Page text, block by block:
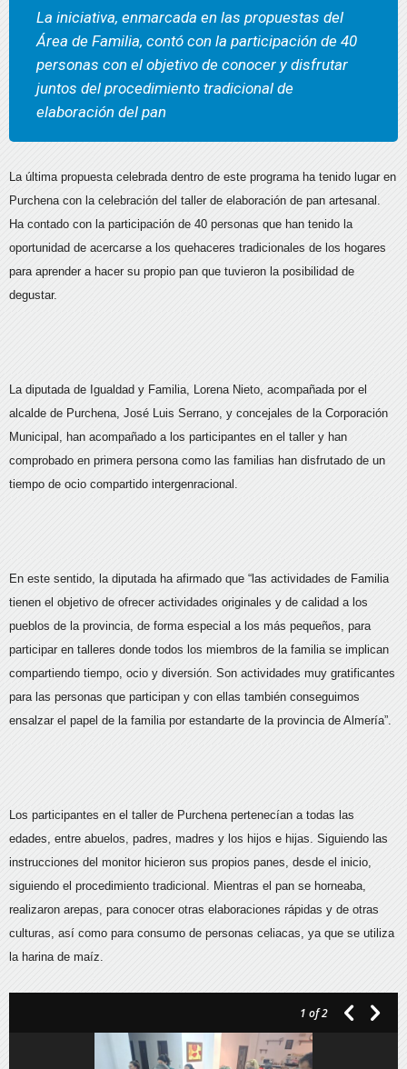
La iniciativa, enmarcada en las propuestas del
Área de Familia, contó con la participación de 40
personas con el objetivo de conocer y disfrutar
juntos del procedimiento tradicional de
elaboración del pan
La última propuesta celebrada dentro de este programa ha tenido lugar en
Purchena con la celebración del taller de elaboración de pan artesanal.
Ha contado con la participación de 40 personas que han tenido la
oportunidad de acercarse a los quehaceres tradicionales de los hogares
para aprender a hacer su propio pan que tuvieron la posibilidad de
degustar.
La diputada de Igualdad y Familia, Lorena Nieto, acompañada por el
alcalde de Purchena, José Luis Serrano, y concejales de la Corporación
Municipal, han acompañado a los participantes en el taller y han
comprobado en primera persona como las familias han disfrutado de un
tiempo de ocio compartido intergenracional.
En este sentido, la diputada ha afirmado que “las actividades de Familia
tienen el objetivo de ofrecer actividades originales y de calidad a los
pueblos de la provincia, de forma especial a los más pequeños, para
participar en talleres donde todos los miembros de la familia se implican
compartiendo tiempo, ocio y diversión. Son actividades muy gratificantes
para las personas que participan y con ellas también conseguimos
ensalzar el papel de la familia por estandarte de la provincia de Almería”.
Los participantes en el taller de Purchena pertenecían a todas las
edades, entre abuelos, padres, madres y los hijos e hijas. Siguiendo las
instrucciones del monitor hicieron sus propios panes, desde el inicio,
siguiendo el procedimiento tradicional. Mientras el pan se horneaba,
realizaron arepas, para conocer otras elaboraciones rápidas y de otras
culturas, así como para consumo de personas celiacas, ya que se utiliza
la harina de maíz.
1 of 2